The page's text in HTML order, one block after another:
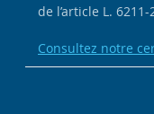
de l’article L. 6211-
Consultez notre